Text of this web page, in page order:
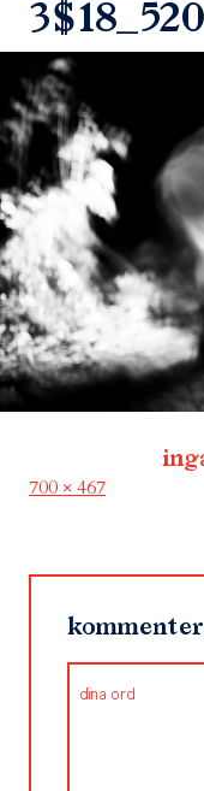
Full
700 × 467